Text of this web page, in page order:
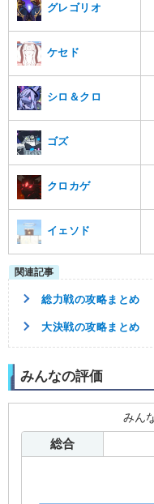
グレゴリオ
ケセド
シロ＆クロ
ゴズ
クロカゲ
イェソド
総力戦の攻略まとめ
大決戦の攻略まとめ
みんなの評価
みん
総合